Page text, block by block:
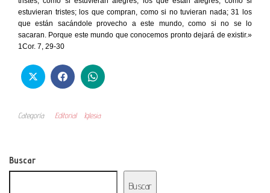
estuvieran tristes; los que compran, como si no tuvieran nada; 31 los
que están sacándole provecho a este mundo, como si no se lo
sacaran. Porque este mundo que conocemos pronto dejará de existir.»
1Cor. 7, 29-30
Categoría Editorial Iglesia
Buscar
Buscar